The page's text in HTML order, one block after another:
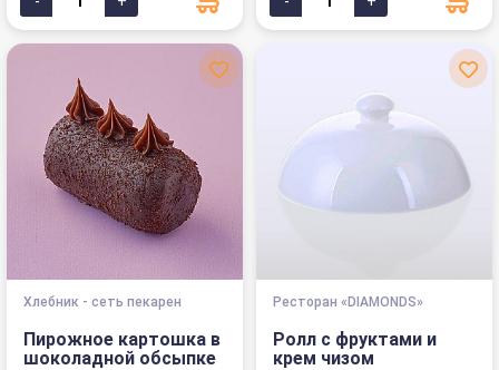
Хлебник - сеть пекарен
Пирожное картошка в
шоколадной обсыпке
Ресторан «DIAMONDS»
Ролл с фруктами и
крем чизом